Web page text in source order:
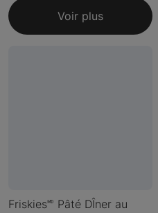
Voir plus
Friskies🅫 Pâté DÎner au